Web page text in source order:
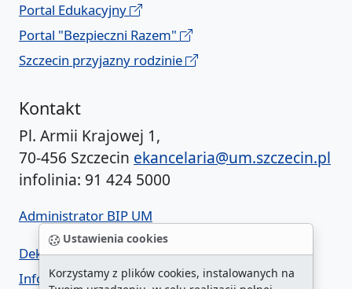
Ustawienia cookies
Korzystamy z plików cookies, instalowanych na
Portal Edukacyjny
Portal "Bezpieczni Razem"
Szczecin przyjazny rodzinie
Kontakt
Pl. Armii Krajowej 1,
70-456 Szczecin ekancelaria@um.szczecin.pl
infolinia: 91 424 5000
Administrator BIP UM
Deklaracja dostępności
Informacja o urzędzie w ETR